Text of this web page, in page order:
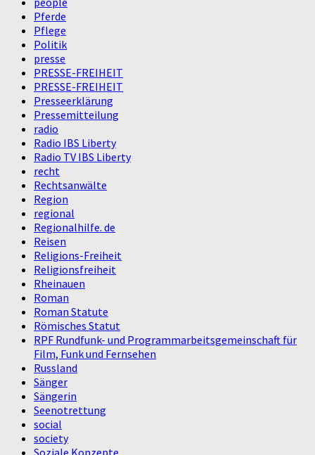
Pferde
Pflege
Politik
presse
PRESSE-FREIHEIT
PRESSE-FREIHEIT
Presseerklärung
Pressemitteilung
radio
Radio IBS Liberty
Radio TV IBS Liberty
recht
Rechtsanwälte
Region
regional
Regionalhilfe. de
Reisen
Religions-Freiheit
Religionsfreiheit
Rheinauen
Roman
Roman Statute
Römisches Statut
RPF Rundfunk- und Programmarbeitsgemeinschaft für
Film, Funk und Fernsehen
Russland
Sänger
Sängerin
Seenotrettung
social
society
Soziale Konzepte